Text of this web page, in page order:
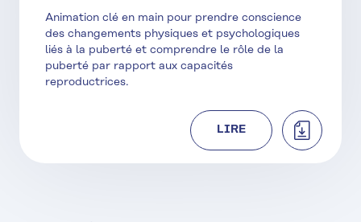
Animation clé en main pour prendre conscience
des changements physiques et psychologiques
liés à la puberté et comprendre le rôle de la
puberté par rapport aux capacités
reproductrices.
LIRE